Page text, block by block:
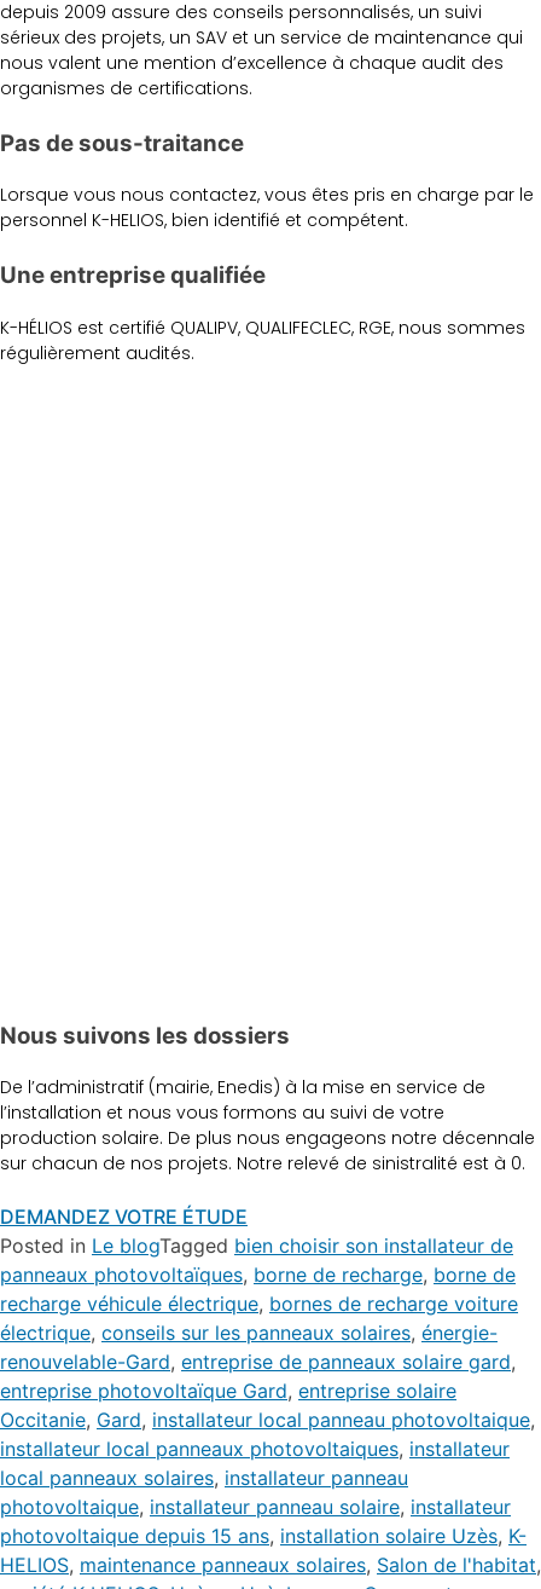
depuis 2009 assure des conseils personnalisés, un suivi
sérieux des projets, un SAV et un service de maintenance qui
nous valent une mention d’excellence à chaque audit des
organismes de certifications.
Pas de sous-traitance
Lorsque vous nous contactez, vous êtes pris en charge par le
personnel K-HELIOS, bien identifié et compétent.
Une entreprise qualifiée
K-HÉLIOS est certifié QUALIPV, QUALIFECLEC, RGE, nous sommes
régulièrement audités.
Nous suivons les dossiers
De l’administratif (mairie, Enedis) à la mise en service de
l’installation et nous vous formons au suivi de votre
production solaire. De plus nous engageons notre décennale
sur chacun de nos projets. Notre relevé de sinistralité est à 0.
DEMANDEZ VOTRE ÉTUDE
Posted in Le blogTagged bien choisir son installateur de
panneaux photovoltaïques, borne de recharge, borne de
recharge véhicule électrique, bornes de recharge voiture
électrique, conseils sur les panneaux solaires, énergie-
renouvelable-Gard, entreprise de panneaux solaire gard,
entreprise photovoltaïque Gard, entreprise solaire
Occitanie, Gard, installateur local panneau photovoltaique,
installateur local panneaux photovoltaiques, installateur
local panneaux solaires, installateur panneau
photovoltaique, installateur panneau solaire, installateur
photovoltaique depuis 15 ans, installation solaire Uzès, K-
HELIOS, maintenance panneaux solaires, Salon de l'habitat,